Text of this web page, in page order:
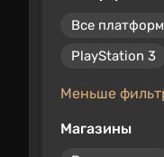
Все
PlayStation 3
Меньше
Магазины